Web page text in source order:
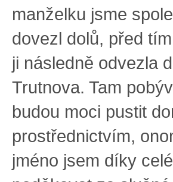
manželku jsme
dovezl dolů, před
ji následně odvezla
Trutnova. Tam
budou moci pustit
prostřednictvím,
jméno jsem díky